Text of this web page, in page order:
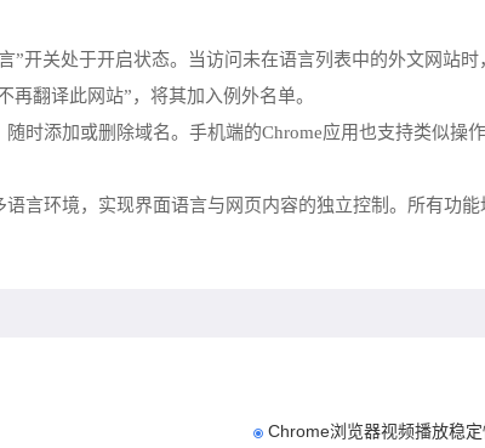
”开关处于开启状态。当访问未在语言列表中的外文网站
翻译此网站”，将其加入例外名单。
时添加或删除域名。手机端的Chrome应用也支持类似
言环境，实现界面语言与网页内容的独立控制。所有功
Chrome浏览器视频播放稳